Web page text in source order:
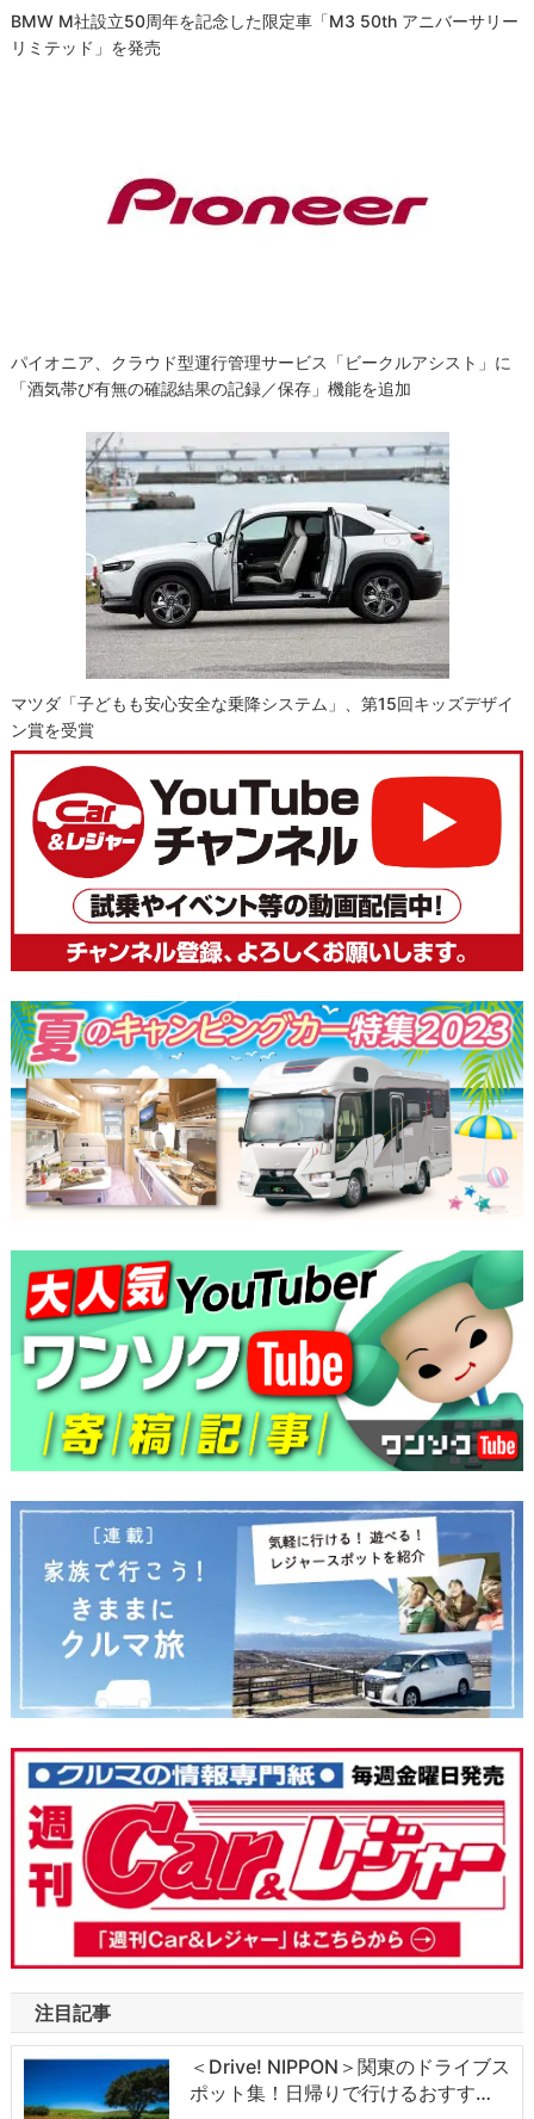
BMW M社設立50周年を記念した限定車「M3 50th アニバーサリー
リミテッド」を発売
パイオニア、クラウド型運行管理サービス「ビークルアシスト」に
「酒気帯び有無の確認結果の記録／保存」機能を追加
マツダ「子どもも安心安全な乗降システム」、第15回キッズデザイ
ン賞を受賞
注目記事
＜Drive! NIPPON＞関東のドライブス
ポット集！日帰りで行けるおすす…